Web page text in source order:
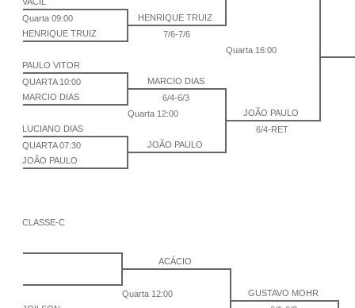
Quarta 09:00
HENRIQUE TRUIZ
HENRIQUE TRUIZ
7/6-7/6
Quarta 16:00
PAULO VITOR
QUARTA 10:00
MARCIO DIAS
MARCIO DIAS
6/4-6/3
Quarta 12:00
JOÃO PAULO
LUCIANO DIAS
6/4-RET
QUARTA 07:30
JOÃO PAULO
JOÃO PAULO
CLASSE-C
ACÁCIO
Quarta 12:00
GUSTAVO MOHR